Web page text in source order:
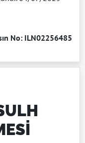
No: ILN02256485